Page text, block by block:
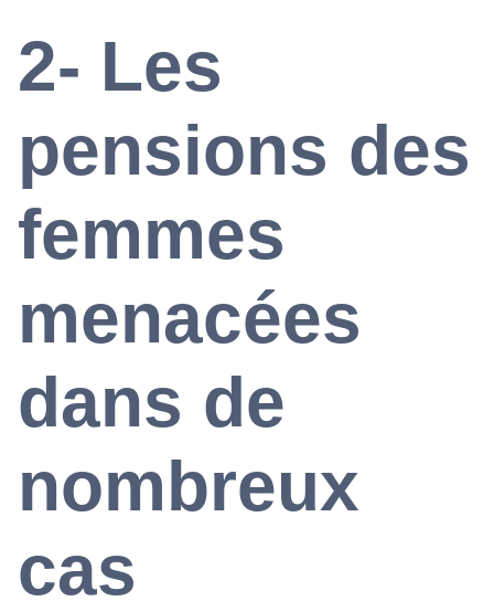
2- Les
pensions des
femmes
menacées
dans de
nombreux
cas